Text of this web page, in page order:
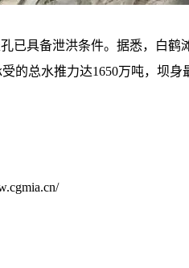
具备泄洪条件。据悉，白鹤
的总水推力达1650万吨，坝